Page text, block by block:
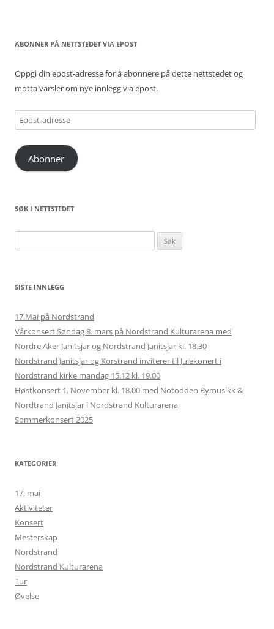
ABONNER PÅ NETTSTEDET VIA EPOST
Oppgi din epost-adresse for å abonnere på dette nettstedet og
motta varsler om nye innlegg via epost.
Epost-
adresse
Abonner
SØK I NETTSTEDET
etter:
SISTE INNLEGG
17.Mai på Nordstrand
Vårkonsert Søndag 8. mars på Nordstrand Kulturarena med
Nordre Aker Janitsjar og Nordstrand Janitsjar kl. 18.30
Nordstrand Janitsjar og Korstrand inviterer til Julekonert i
Nordstrand kirke mandag 15.12 kl. 19.00
Høstkonsert 1. November kl. 18.00 med Notodden Bymusikk &
Nordtrand Janitsjar i Nordstrand Kulturarena
Sommerkonsert 2025
KATEGORIER
17. mai
Aktiviteter
Konsert
Mesterskap
Nordstrand
Nordstrand Kulturarena
Tur
Øvelse